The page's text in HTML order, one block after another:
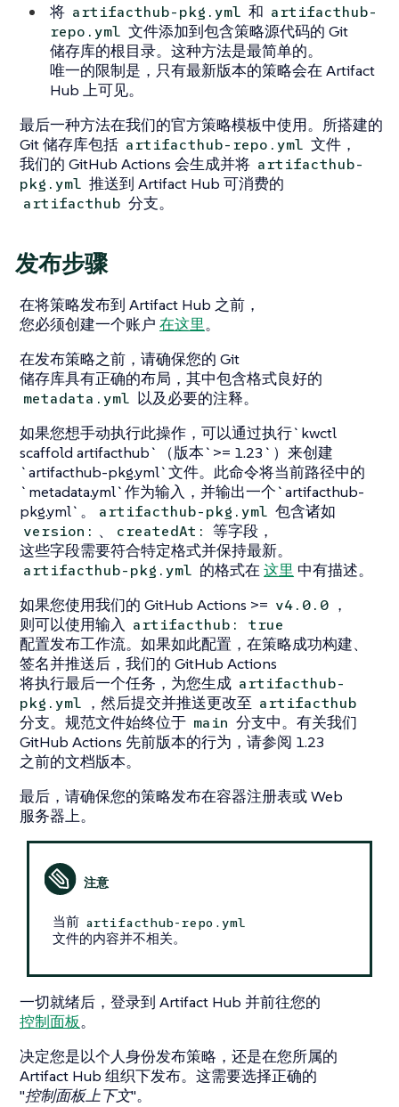
将 artifacthub-pkg.yml 和 artifacthub-
repo.yml 文件添加到包含策略源代码的 Git
储存库的根目录。这种方法是最简单的。
唯一的限制是，只有最新版本的策略会在 Artifact
Hub 上可见。
最后一种方法在我们的官方策略模板中使用。所搭建的
Git 储存库包括 artifacthub-repo.yml 文件，
我们的 GitHub Actions 会生成并将 artifacthub-
pkg.yml 推送到 Artifact Hub 可消费的
artifacthub 分支。
发布步骤
在将策略发布到 Artifact Hub 之前，
您必须创建一个账户 在这里。
在发布策略之前，请确保您的 Git
储存库具有正确的布局，其中包含格式良好的
metadata.yml 以及必要的注释。
如果您想手动执行此操作，可以通过执行`kwctl
scaffold artifacthub`（版本`>= 1.23`）来创建
`artifacthub-pkg.yml`文件。此命令将当前路径中的
`metadata.yml`作为输入，并输出一个`artifacthub-
pkg.yml`。
artifacthub-pkg.yml 包含诸如
version: 、 createdAt: 等字段，
这些字段需要符合特定格式并保持最新。
artifacthub-pkg.yml 的格式在这里 中有描述。
如果您使用我们的 GitHub Actions >= v4.0.0 ，
则可以使用输入 artifacthub: true
配置发布工作流。如果如此配置，在策略成功构建、
签名并推送后，我们的 GitHub Actions
将执行最后一个任务，为您生成 artifacthub-
pkg.yml ，然后提交并推送更改至 artifacthub
分支。规范文件始终位于 main 分支中。有关我们
GitHub Actions 先前版本的行为，请参阅 1.23
之前的文档版本。
最后，请确保您的策略发布在容器注册表或 Web
服务器上。
当前 artifacthub-repo.yml
文件的内容并不相关。
一切就绪后，登录到 Artifact Hub 并前往您的
控制面板。
决定您是以个人身份发布策略，还是在您所属的
Artifact Hub 组织下发布。这需要选择正确的
"控制面板上下文"。